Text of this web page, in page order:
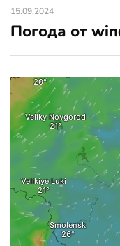
15.09.2024
Погода от